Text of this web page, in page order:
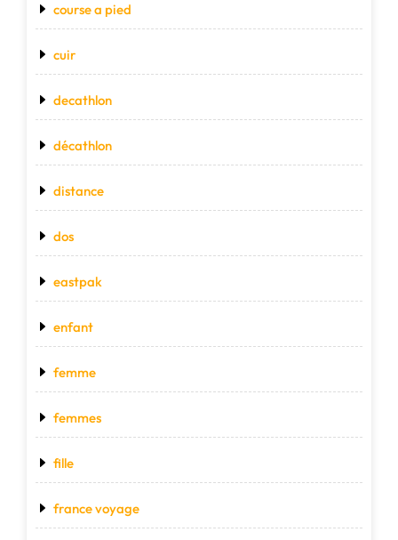
course a pied
cuir
decathlon
décathlon
distance
dos
eastpak
enfant
femme
femmes
fille
france voyage